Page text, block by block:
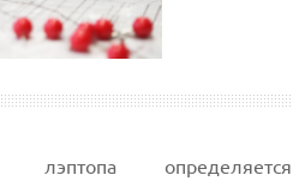
лэптопа определяется